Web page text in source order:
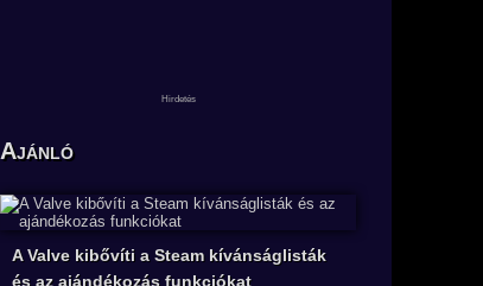
Ajánló
A Valve kibővíti a Steam kívánságlisták
és az ajándékozás funkciókat